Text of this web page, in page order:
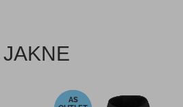
JAKNE